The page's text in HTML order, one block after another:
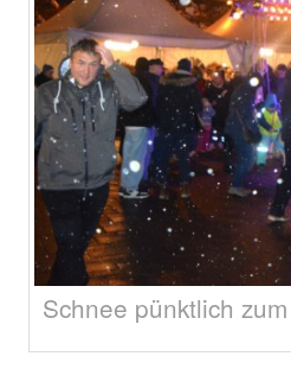
Schnee pünktlich